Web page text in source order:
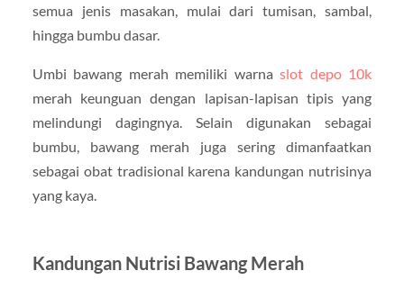
semua jenis masakan, mulai dari tumisan, sambal,
hingga bumbu dasar.
Umbi bawang merah memiliki warnaslot depo 10k
merah keunguan dengan lapisan-lapisan tipis yang
melindungi dagingnya. Selain digunakan sebagai
bumbu, bawang merah juga sering dimanfaatkan
sebagai obat tradisional karena kandungan nutrisinya
yang kaya.
Kandungan Nutrisi Bawang Merah